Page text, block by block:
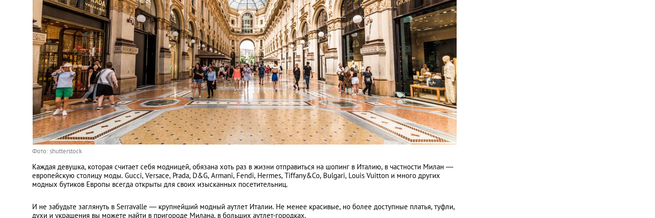
Фото: shutterstock
Каждая девушка, которая считает себя модницей, обязана хоть раз в жизни отправиться на шопинг в Италию, в частности Милан —
европейскую столицу моды. Gucci, Versace, Prada, D&G, Armani, Fendi, Hermes, Tiffany&Co, Bulgari, Louis Vuitton и много других
модных бутиков Европы всегда открыты для своих изысканных посетительниц.
И не забудьте заглянуть в Serravalle — крупнейший модный аутлет Италии. Не менее красивые, но более доступные платья, туфли,
духи и украшения вы можете найти в пригороде Милана, в больших аутлет-городках.